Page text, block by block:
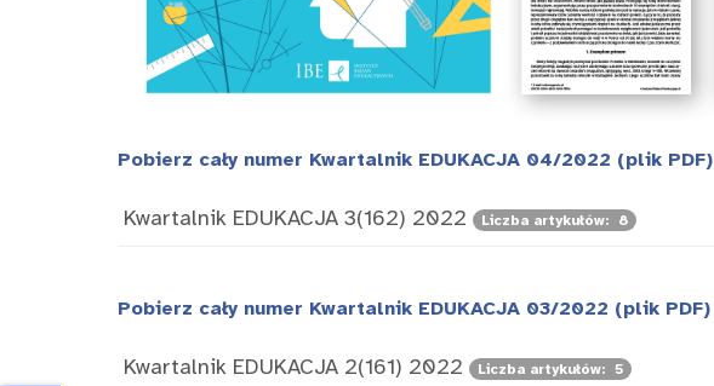
Pobierz cały numer Kwartalnik EDUKACJA 04/2022 (plik PDF)
Kwartalnik EDUKACJA 3(162) 2022 Liczba artykułów: 8
Pobierz cały numer Kwartalnik EDUKACJA 03/2022 (plik PDF)
Kwartalnik EDUKACJA 2(161) 2022 Liczba artykułów: 5